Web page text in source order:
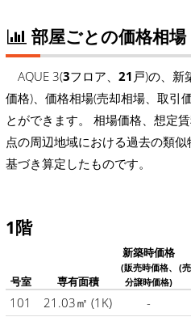
部屋ごとの価格相場
AQUE 3(3フロア、 21 戸)の、新
価格)、価格相場(売却相場、取引
とができます。 相場価格、想定
点の周辺地域における過去の類
基づき算定したものです。
1階
号室 専有面積
新築時価格
(販売時価格、
分譲時価格)
(
101 21.03㎡ (1K) -